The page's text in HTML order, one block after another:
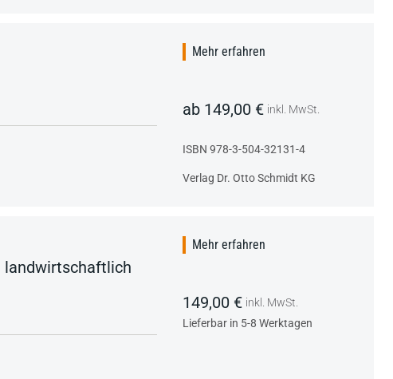
Mehr erfahren
ab 149,00 € inkl. MwSt.
ISBN 978-3-504-32131-4
Verlag Dr. Otto Schmidt KG
landwirtschaftlich
Mehr erfahren
149,00 € inkl. MwSt.
Lieferbar in 5-8 Werktagen